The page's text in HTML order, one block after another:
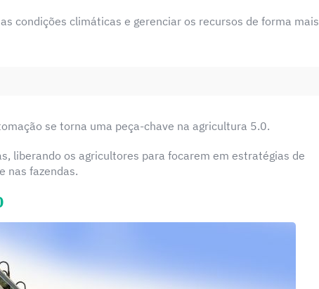
condições climáticas e gerenciar os recursos de forma mais
se torna uma peça-chave na agricultura 5.0.
liberando os agricultores para focarem em estratégias de
nas fazendas.